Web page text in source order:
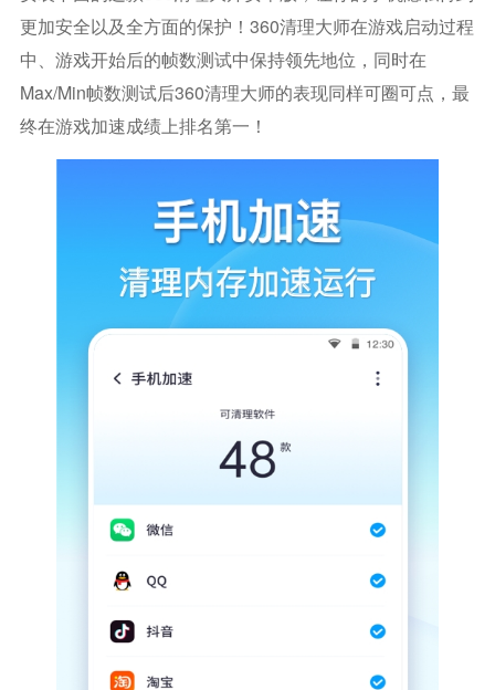
更加安全以及全方面的保护！360清理大师在游戏启动过程
中、游戏开始后的帧数测试中保持领先地位，同时在
Max/Min帧数测试后360清理大师的表现同样可圈可点，最
终在游戏加速成绩上排名第一！